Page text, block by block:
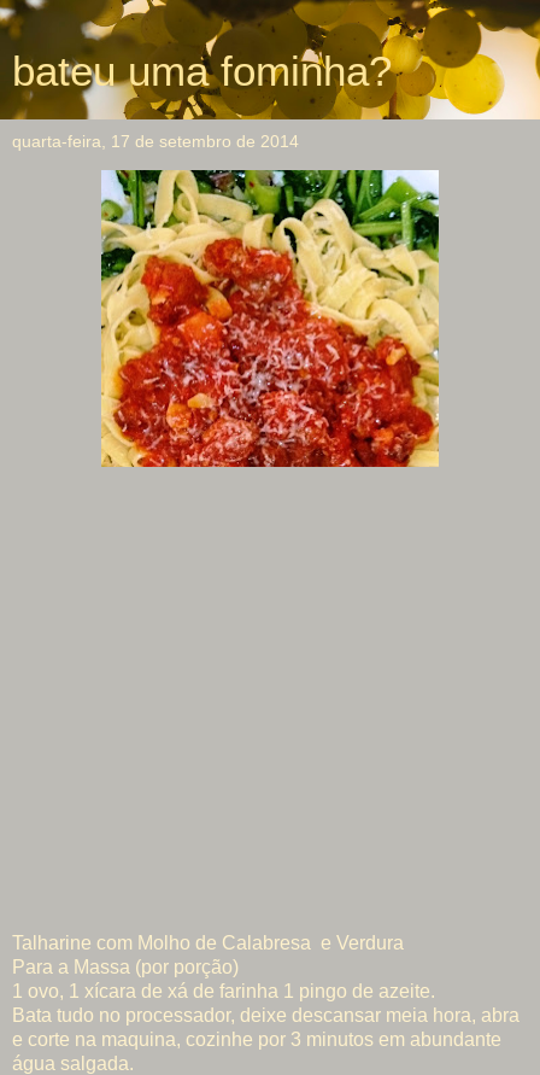
bateu uma fominha?
quarta-feira, 17 de setembro de 2014
Talharine com Molho de Calabresa e Verdura
Para a Massa (por porção)
1 ovo, 1 xícara de xá de farinha 1 pingo de azeite.
Bata tudo no processador, deixe descansar meia hora, abra
e corte na maquina, cozinhe por 3 minutos em abundante
água salgada.